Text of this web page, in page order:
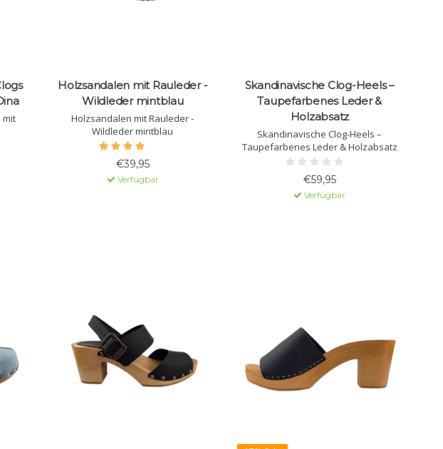
mit
Holzsandalen mit Rauleder -
Wildleder mintblau
Holzsandalen mit Rauleder -
Wildleder mintblau
€39,95
Verfügbar
Skandinavische Clog-Heels –
Taupefarbenes Leder &
Holzabsatz
Skandinavische Clog-Heels –
Taupefarbenes Leder & Holzabsatz
€59,95
Verfügbar